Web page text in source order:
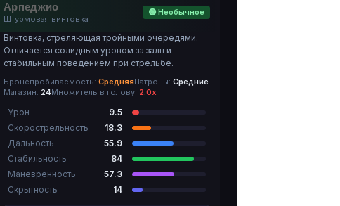
Арпеджио
Штурмовая винтовка
🟢 Необычное
Винтовка, стреляющая тройными очередями.
Отличается солидным уроном за залп и
стабильным поведением при стрельбе.
Бронепробиваемость: СредняяПатроны: Средние
Магазин: 24Множитель в голову: 2.0х
Урон
9.5
Скорострельность
18.3
Дальность
55.9
Стабильность
84
Маневренность
57.3
Скрытность
14